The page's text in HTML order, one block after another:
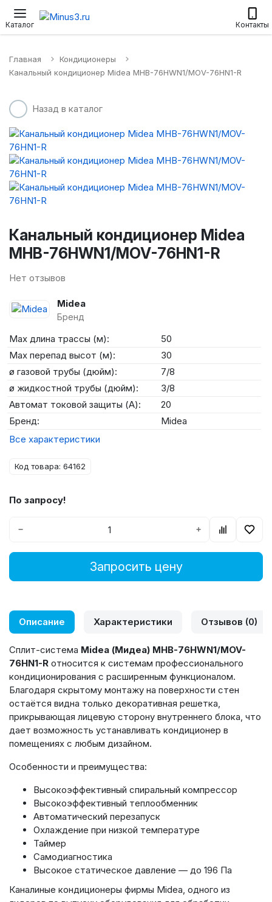
Каталог Контакты
Настенные сплит-системы
Главная
Кондиционеры
Канальный кондиционер Midea MHB-76HWN1/MOV-76HN1-R
Назад в каталог
Канальный кондиционер Midea
MHB-76HWN1/MOV-76HN1-R
Нет отзывов
Midea
Бренд
Max длина трассы (м):
50
Max перепад высот (м):
30
ø газовой трубы (дюйм):
7/8
ø жидкостной трубы (дюйм):
3/8
Автомат токовой защиты (А):
20
Бренд:
Midea
Все характеристики
Код товара: 64162
По запросу!
− +
Запросить цену
Описание Характеристики Отзывов (0)
Сплит-система Midea (Мидеа) MHB-76HWN1/MOV-
76HN1-R относится к системам профессионального
кондиционирования с расширенным функционалом.
Благодаря скрытому монтажу на поверхности стен
остаётся видна только декоративная решетка,
прикрывающая лицевую сторону внутреннего блока, что
дает возможность устанавливать кондиционер в
помещениях с любым дизайном.
Особенности и преимущества:
Высокоэффективный спиральный компрессор
Высокоэффективный теплообменник
Автоматический перезапуск
Охлаждение при низкой температуре
Таймер
Самодиагностика
Высокое статическое давление — до 196 Па
Каналиные кондиционеры фирмы Midea, одного из